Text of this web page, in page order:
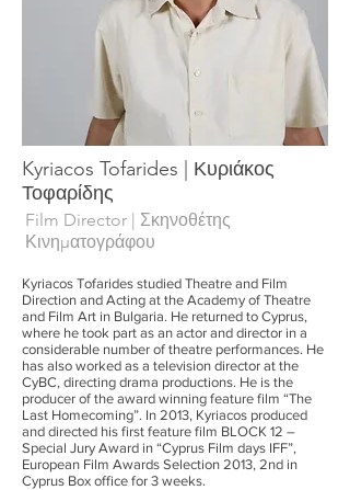
Kyriacos Tofarides | Κυριάκος
Τοφαρίδης
Film Director | Σκηνοθέτης
Κινηματογράφου
Kyriacos Tofarides studied Theatre and Film
Direction and Acting at the Academy of Theatre
and Film Art in Bulgaria. He returned to Cyprus,
where he took part as an actor and director in a
considerable number of theatre performances. He
has also worked as a television director at the
CyBC, directing drama productions. He is the
producer of the award winning feature film “The
Last Homecoming”. In 2013, Kyriacos produced
and directed his first feature film BLOCK 12 –
Special Jury Award in “Cyprus Film days IFF”,
European Film Awards Selection 2013, 2nd in
Cyprus Box office for 3 weeks.